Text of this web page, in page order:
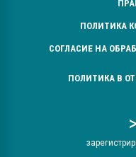
ПОЛИТИКА
СОГЛАСИЕ НА
ПОЛИТИКА В